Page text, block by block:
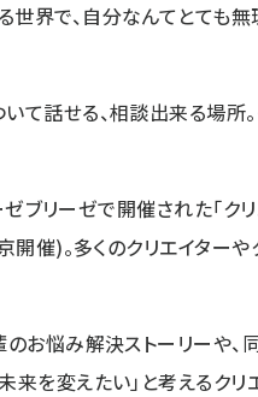
世界で、自分なんてとても
て話せる、相談出来る場所。
ブリーゼで開催された「ク
催)。多くのクリエイター
のお悩み解決ストーリーや、
来を変えたい」と考えるク